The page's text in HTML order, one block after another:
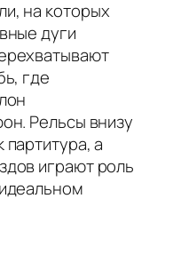
на которых
дуги
где
Рельсы внизу
а
играют роль